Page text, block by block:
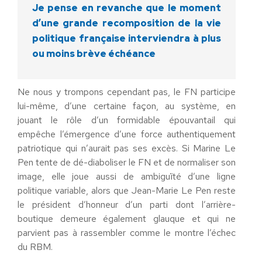
Je pense en revanche que le moment
d’une grande recomposition de la vie
politique française interviendra à plus
ou moins brève échéance
Ne nous y trompons cependant pas, le FN participe
lui-même, d’une certaine façon, au système, en
jouant le rôle d’un formidable épouvantail qui
empêche l’émergence d’une force authentiquement
patriotique qui n’aurait pas ses excès. Si Marine Le
Pen tente de dé-diaboliser le FN et de normaliser son
image, elle joue aussi de ambiguïté d’une ligne
politique variable, alors que Jean-Marie Le Pen reste
le président d’honneur d’un parti dont l’arrière-
boutique demeure également glauque et qui ne
parvient pas à rassembler comme le montre l’échec
du RBM.